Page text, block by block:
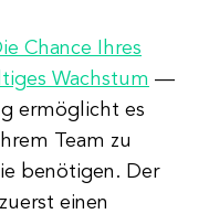
Chance Ihres
Wachstum —
ermöglicht es
Team zu
benötigen. Der
einen